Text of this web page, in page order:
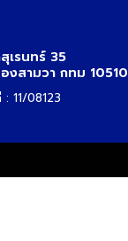
เรนทร์ 35
งสามวา กทม 10510
: 11/08123